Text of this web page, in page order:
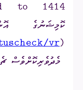
ކޮމިޝަނުގެ
(
vr
މެދުވެރިކޮށްވެސް